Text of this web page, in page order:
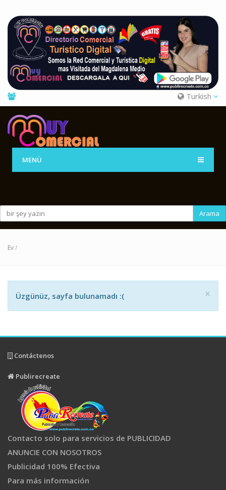
Turkish
MENÜ
Arama
Ev/
×
Üzgünüz, sayfa bulunamadı :(
Contáctenos
Publirecreate
Contacto solo para servicios de PUBLICIDAD
ANUNCIE CON NOSOTROS
Publicidad 100% Efectiva
Para más información